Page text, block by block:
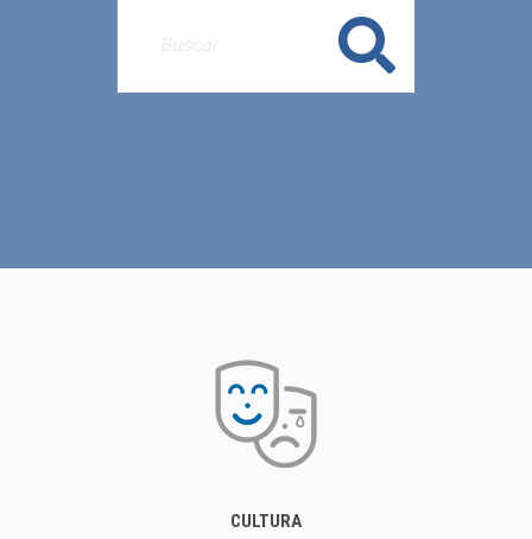
Buscar
CULTURA